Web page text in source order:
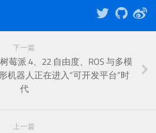
下一篇
莓派 4、22 自由度、ROS 与多模
机器人正在进入“可开发平台”时
代
上一篇